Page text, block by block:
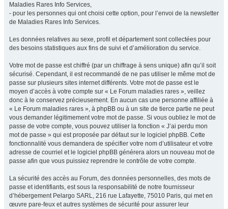
Maladies Rares Info Services,
- pour les personnes qui ont choisi cette option, pour l’envoi de la newsletter
de Maladies Rares Info Services.
Les données relatives au sexe, profil et département sont collectées pour
des besoins statistiques aux fins de suivi et d’amélioration du service.
Votre mot de passe est chiffré (par un chiffrage à sens unique) afin qu’il soit
sécurisé. Cependant, il est recommandé de ne pas utiliser le même mot de
passe sur plusieurs sites internet différents. Votre mot de passe est le
moyen d’accès à votre compte sur « Le Forum maladies rares », veillez
donc à le conservez précieusement. En aucun cas une personne affiliée à
« Le Forum maladies rares », à phpBB ou à un site de tierce partie ne peut
vous demander légitimement votre mot de passe. Si vous oubliez le mot de
passe de votre compte, vous pouvez utiliser la fonction « J’ai perdu mon
mot de passe » qui est proposée par défaut sur le logiciel phpBB. Cette
fonctionnalité vous demandera de spécifier votre nom d’utilisateur et votre
adresse de courriel et le logiciel phpBB générera alors un nouveau mot de
passe afin que vous puissiez reprendre le contrôle de votre compte.
La sécurité des accès au Forum, des données personnelles, des mots de
passe et identifiants, est sous la responsabilité de notre fournisseur
d’hébergement Pelargo SARL, 216 rue Lafayette, 75010 Paris, qui met en
œuvre pare-feux et autres systèmes de sécurité pour assurer leur